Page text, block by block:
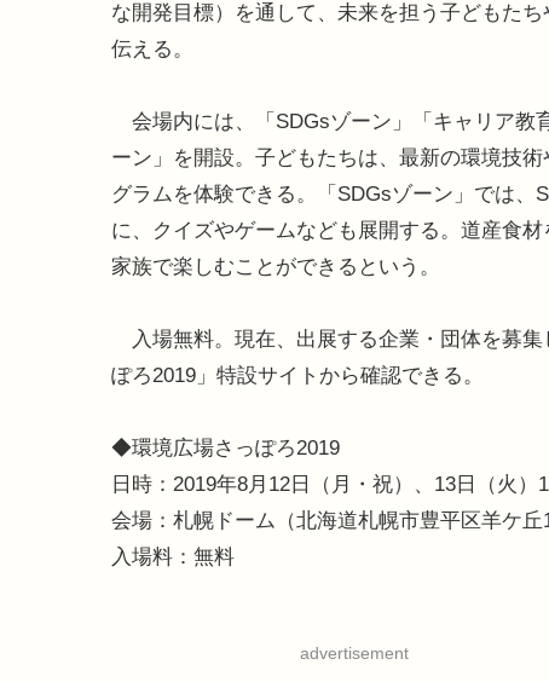
な開発目標）を通して、未来を担う子どもた
伝える。
会場内には、「SDGsゾーン」「キャリア教
ーン」を開設。子どもたちは、最新の環境技
グラムを体験できる。「SDGsゾーン」では
に、クイズやゲームなども展開する。道産食
家族で楽しむことができるという。
入場無料。現在、出展する企業・団体を募
ぽろ2019」特設サイトから確認できる。
◆環境広場さっぽろ2019
日時：2019年8月12日（月・祝）、13日（火）
会場：札幌ドーム（北海道札幌市豊平区羊ケ丘1
入場料：無料
advertisement